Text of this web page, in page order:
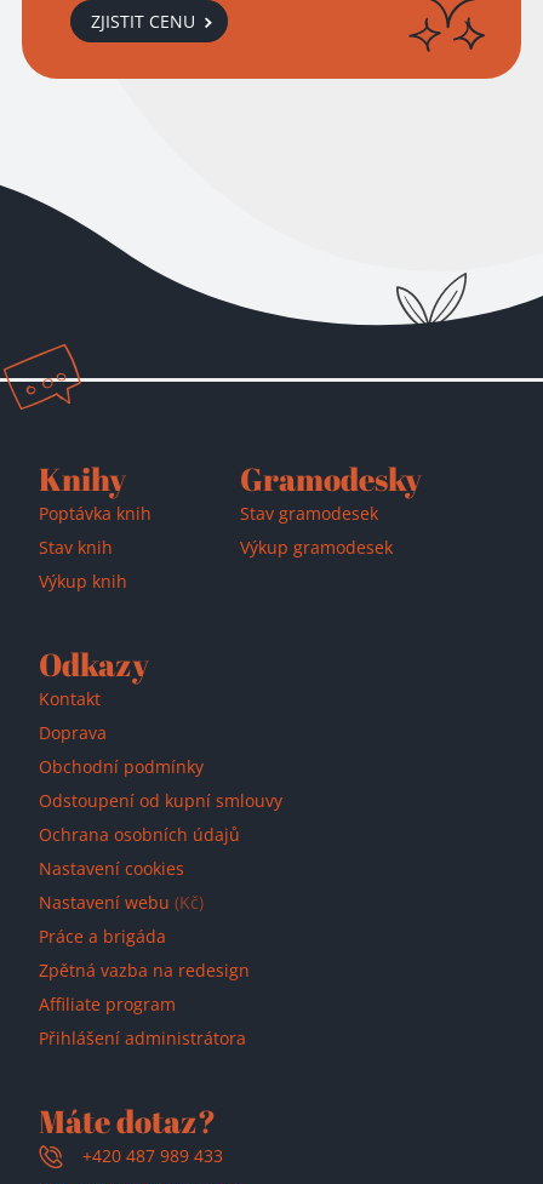
ZJISTIT CENU
Knihy
Poptávka knih
Stav knih
Výkup knih
Gramodesky
Stav gramodesek
Výkup gramodesek
Odkazy
Kontakt
Doprava
Obchodní podmínky
Odstoupení od kupní smlouvy
Ochrana osobních údajů
Nastavení cookies
Nastavení webu (Kč)
Práce a brigáda
Zpětná vazba na redesign
Affiliate program
Přihlášení administrátora
Máte dotaz?
+420 487 989 433